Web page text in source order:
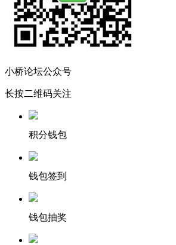
小桥论坛公众号
长按二维码关注
积分钱包
钱包签到
钱包抽奖